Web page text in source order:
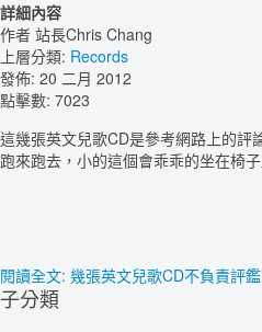
詳細內容
作者 站長Chris Chang
上層分類: Records
發佈: 20 二月 2012
點擊數: 7023
這幾張英文兒歌CD是參考網路上的評
跑來跑去，小的這個會乖乖的坐在椅
閱讀全文: 幾張英文兒歌CD不負責評鑑
子分類